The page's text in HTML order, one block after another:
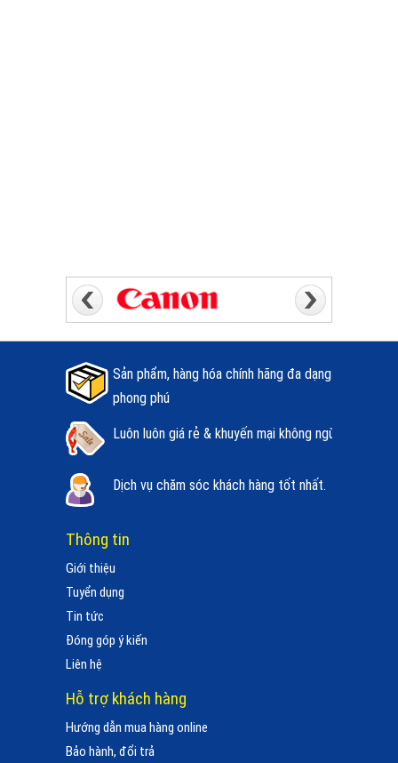
Sản phẩm, hàng hóa chính hãng đa dạng
phong phú
Luôn luôn giá rẻ & khuyến mại không ngừng.
Dịch vụ chăm sóc khách hàng tốt nhất.
Thông tin
Giới thiệu
Tuyển dụng
Tin tức
Đóng góp ý kiến
Liên hệ
Hỗ trợ khách hàng
Hướng dẫn mua hàng online
Bảo hành, đổi trả